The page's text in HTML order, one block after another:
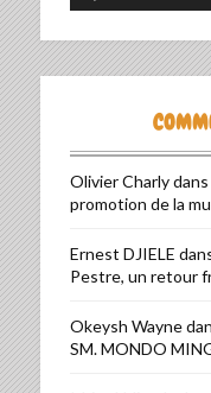
Olivier Charlydans
promotion de la
Ernest DJIELE
Pestre, un retour
Okeysh Wayne
SM. MONDO